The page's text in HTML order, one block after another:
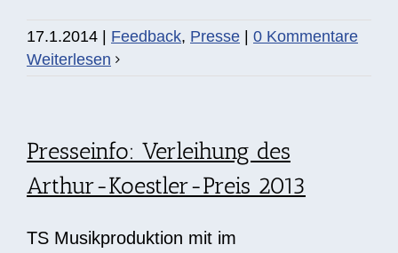
17.1.2014 Feedback, Presse
0 Kommentare
Weiterlesen
Presseinfo: Verleihung des
Arthur-Koestler-Preis 2013
TS Musikproduktion mit im